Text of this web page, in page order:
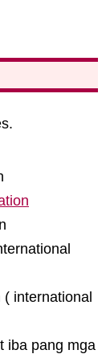
international
iba pang mga